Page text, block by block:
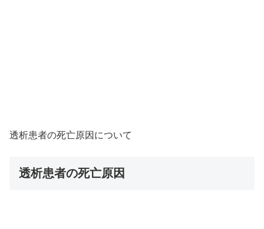
透析患者の死亡原因について
透析患者の死亡原因